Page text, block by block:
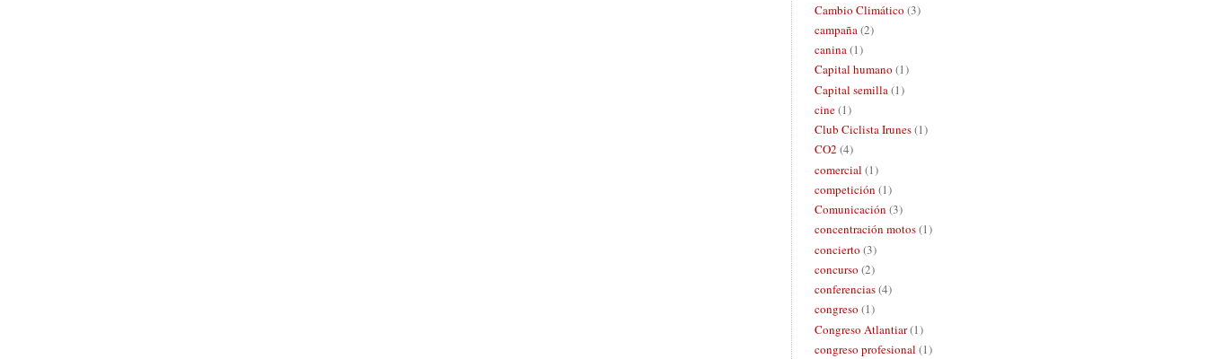
Cambio Climático (3)
campaña(2)
canina(1)
Capital humano (1)
Capital semilla (1)
cine(1)
Club Ciclista Irunes(1)
CO2 (4)
comercial (1)
competición (1)
Comunicación (3)
concentración motos(1)
concierto (3)
concurso (2)
conferencias(4)
congreso (1)
Congreso Atlantiar(1)
congreso profesional (1)